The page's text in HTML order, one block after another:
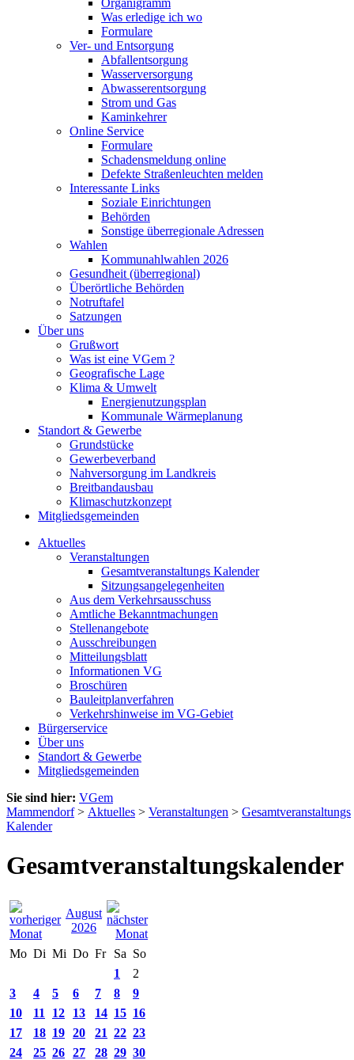
Organigramm
Was erledige ich wo
Formulare
Ver- und Entsorgung
Abfallentsorgung
Wasserversorgung
Abwasserentsorgung
Strom und Gas
Kaminkehrer
Online Service
Formulare
Schadensmeldung online
Defekte Straßenleuchten melden
Interessante Links
Soziale Einrichtungen
Behörden
Sonstige überregionale Adressen
Wahlen
Kommunahlwahlen 2026
Gesundheit (überregional)
Überörtliche Behörden
Notruftafel
Satzungen
Über uns
Grußwort
Was ist eine VGem ?
Geografische Lage
Klima & Umwelt
Energienutzungsplan
Kommunale Wärmeplanung
Standort & Gewerbe
Grundstücke
Gewerbeverband
Nahversorgung im Landkreis
Breitbandausbau
Klimaschutzkonzept
Mitgliedsgemeinden
Aktuelles
Veranstaltungen
Gesamtveranstaltungs Kalender
Sitzungsangelegenheiten
Aus dem Verkehrsausschuss
Amtliche Bekanntmachungen
Stellenangebote
Ausschreibungen
Mitteilungsblatt
Informationen VG
Broschüren
Bauleitplanverfahren
Verkehrshinweise im VG-Gebiet
Bürgerservice
Über uns
Standort & Gewerbe
Mitgliedsgemeinden
Sie sind hier: VGem
Mammendorf> Aktuelles > Veranstaltungen > Gesamtveranstaltungs
Kalender
Gesamtveranstaltungskalender
August
2026
Mo Di Mi Do Fr Sa So
1
2
3
4 5 6 7 8
9
10
11 12 13 14 15 16
17
18 19 20 21 22 23
24
25 26 27 28 29 30